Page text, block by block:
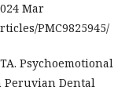
Mar
PMC9825945/
Psychoemotional
Peruvian Dental